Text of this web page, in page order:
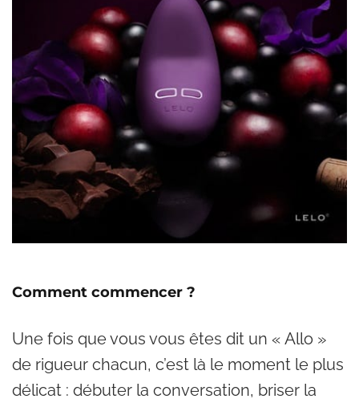
Comment commencer ?
Une fois que vous vous êtes dit un « Allo »
de rigueur chacun, c’est là le moment le plus
délicat : débuter la conversation, briser la